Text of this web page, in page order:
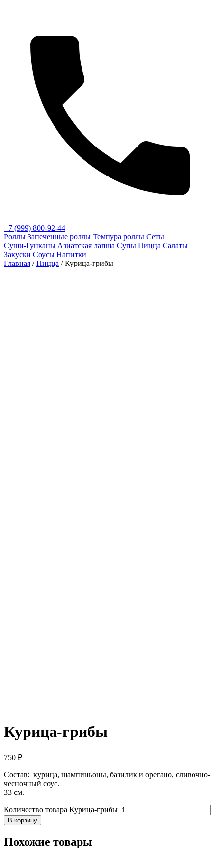
+7 (999) 800-92-44
Роллы Запеченные роллы Темпура роллы Сеты
Суши‑Гунканы Азиатская лапша Супы Пицца Салаты
Закуски Соусы Напитки
Главная /Пицца / Курица-грибы
Курица-грибы
750 ₽
Состав: курица, шампиньоны, базилик и орегано, сливочно-
чесночный соус.
33 см.
Количество товара Курица-грибы
В корзину
Похожие товары